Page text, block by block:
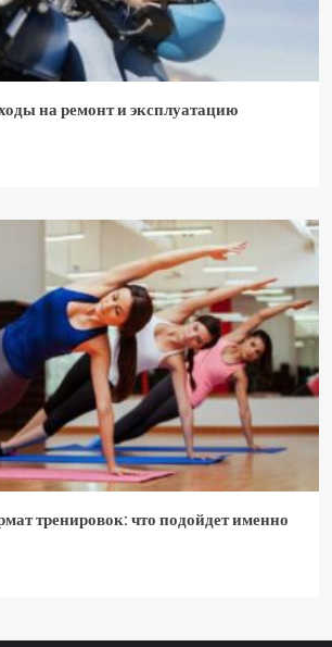
на ремонт и эксплуатацию
тренировок: что подойдет именно